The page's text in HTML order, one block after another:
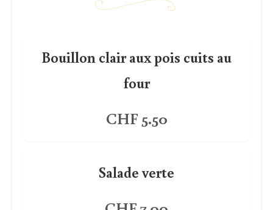
Bouillon clair aux pois cuits au
four
CHF 5.50
Salade verte